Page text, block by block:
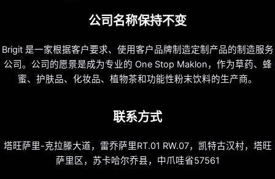
公司名称保持不变
Brigit 是一家根据客户要求、使用客户品牌制造定制产品的制造服务
公司。公司的愿景是成为专业的 One Stop Maklon，作为草药、蜂
蜜、护肤品、化妆品、植物茶和功能性粉末饮料的生产商。
联系方式
塔旺萨里-克拉滕大道，雷乔萨里RT.01 RW.07，凯特古汉村，塔旺
萨里区，苏卡哈尔乔县，中爪哇省57561